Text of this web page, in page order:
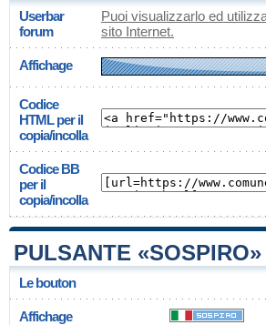
Userbar
forum
Puoi visualizzarlo ed
sito Internet.
Affichage
Codice
HTML per il
copia/incolla
Codice BB
per il
copia/incolla
PULSANTE «SOSPIRO»
Le bouton
Affichage